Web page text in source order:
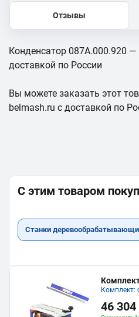
Отзывы
Конденсатор 087А.000.920 —
доставкой по России
Вы можете заказать этот
belmash.ru с доставкой по
С этим товаром
Станки
Комплект:
46